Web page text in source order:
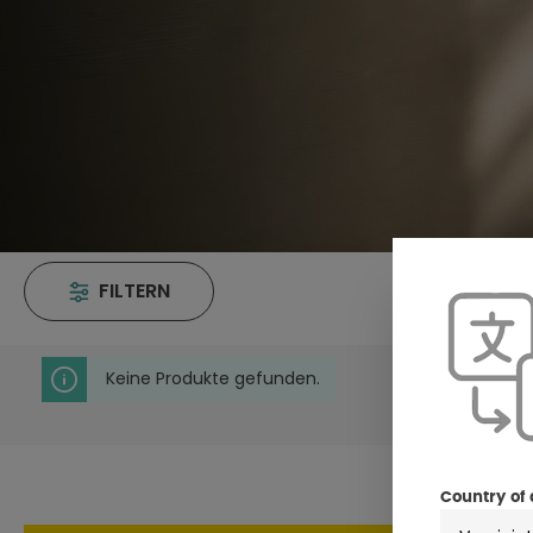
FILTERN
Keine Produkte gefunden.
Country of